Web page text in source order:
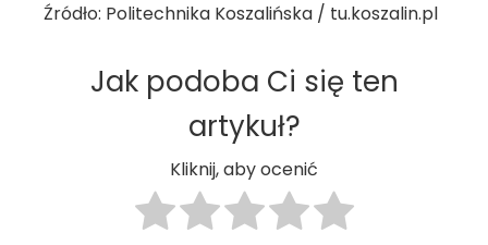
Źródło: Politechnika Koszalińska / tu.koszalin.pl
Jak podoba Ci się ten
artykuł?
Kliknij, aby ocenić